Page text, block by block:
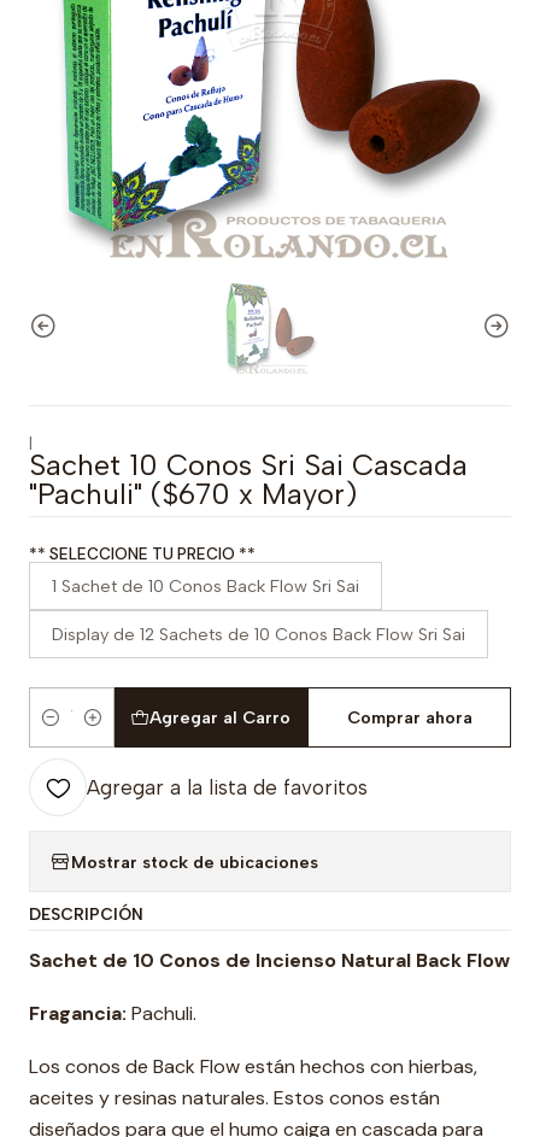
|
Sachet 10 Conos Sri Sai Cascada
"Pachuli" ($670 x Mayor)
** SELECCIONE TU PRECIO **
1 Sachet de 10 Conos Back Flow Sri Sai
Display de 12 Sachets de 10 Conos Back Flow Sri Sai
Cantidad
Agregar al Carro Comprar ahora
Agregar a la lista de favoritos
Mostrar stock de ubicaciones
DESCRIPCIÓN
Sachet de 10 Conos de Incienso Natural Back Flow
Fragancia: Pachuli.
Los conos de Back Flow están hechos con hierbas,
aceites y resinas naturales. Estos conos están
diseñados para que el humo caiga en cascada para